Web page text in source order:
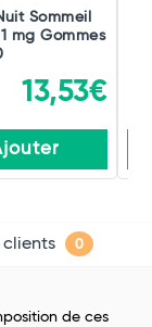
Sommeil
mg Gommes
13,53€
clients 0
de ces